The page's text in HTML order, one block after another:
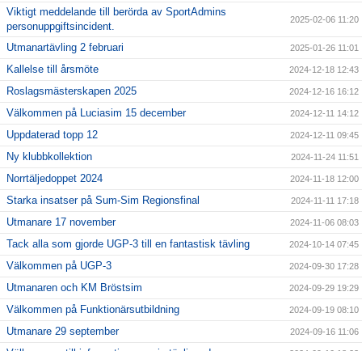
Viktigt meddelande till berörda av SportAdmins
personuppgiftsincident.
2025-02-06 11:20
Utmanartävling 2 februari 2025-01-26 11:01
Kallelse till årsmöte 2024-12-18 12:43
Roslagsmästerskapen 2025 2024-12-16 16:12
Välkommen på Luciasim 15 december 2024-12-11 14:12
Uppdaterad topp 12 2024-12-11 09:45
Ny klubbkollektion 2024-11-24 11:51
Norrtäljedoppet 2024 2024-11-18 12:00
Starka insatser på Sum-Sim Regionsfinal 2024-11-11 17:18
Utmanare 17 november 2024-11-06 08:03
Tack alla som gjorde UGP-3 till en fantastisk tävling 2024-10-14 07:45
Välkommen på UGP-3 2024-09-30 17:28
Utmanaren och KM Bröstsim 2024-09-29 19:29
Välkommen på Funktionärsutbildning 2024-09-19 08:10
Utmanare 29 september 2024-09-16 11:06